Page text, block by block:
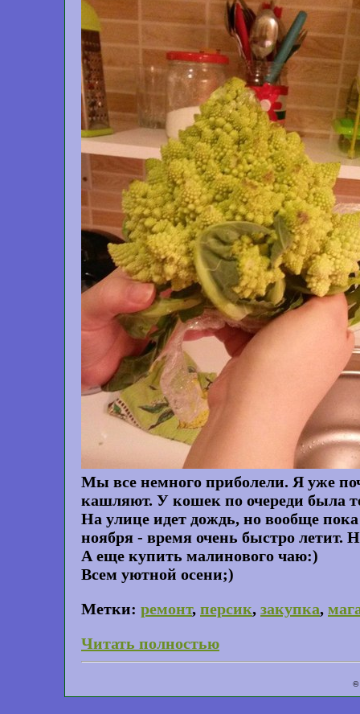
Мы все немного приболели. Я уже
кашляют. У кошек по очереди была
На улице идет дождь, но вообще
ноября - время очень быстро летит.
А еще купить малинового чаю:)
Всем уютной осени;)
Метки: ремонт, персик, закупка,
Читать полностью
©